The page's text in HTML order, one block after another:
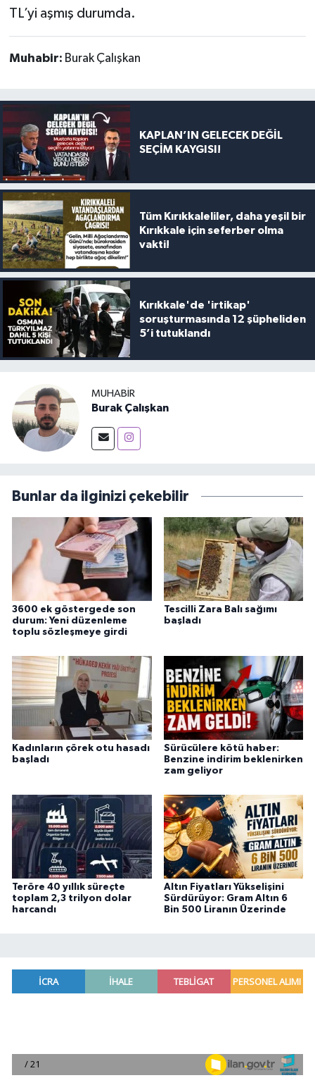
TL’yi aşmış durumda.
Muhabir: Burak Çalışkan
KAPLAN’IN GELECEK DEĞİL
SEÇİM KAYGISI!
Tüm Kırıkkaleliler, daha yeşil bir
Kırıkkale için seferber olma
vakti!
Kırıkkale'de 'irtikap'
soruşturmasında 12 şüpheliden
5’i tutuklandı
MUHABIR
Burak Çalışkan
Bunlar da ilginizi çekebilir
3600 ek göstergede son
durum: Yeni düzenleme
toplu sözleşmeye girdi
Tescilli Zara Balı sağımı
başladı
Kadınların çörek otu hasadı
başladı
Sürücülere kötü haber:
Benzine indirim beklenirken
zam geliyor
Teröre 40 yıllık süreçte
toplam 2,3 trilyon dolar
harcandı
Altın Fiyatları Yükselişini
Sürdürüyor: Gram Altın 6
Bin 500 Liranın Üzerinde